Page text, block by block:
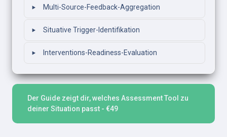
‣ Multi-Source-Feedback-Aggregation
‣ Situative Trigger-Identifikation
‣ Interventions-Readiness-Evaluation
Der Guide zeigt dir, welches Assessment Tool zu
deiner Situation passt - €49